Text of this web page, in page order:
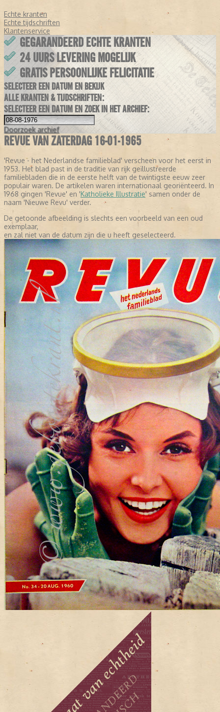
Echte kranten
Echte tijdschriften
Klantenservice
GEGARANDEERD ECHTE KRANTEN
24 UURS LEVERING MOGELIJK
GRATIS PERSOONLIJKE FELICITATIE
SELECTEER EEN DATUM EN BEKIJK
ALLE KRANTEN & TIJDSCHRIFTEN:
SELECTEER EEN DATUM EN ZOEK IN HET ARCHIEF:
Doorzoek archief
REVUE VAN ZATERDAG 16-01-1965
'Revue - het Nederlandse familieblad' verscheen voor het eerst in
1953. Het blad past in de traditie van rijk geïllustreerde
familiebladen die in de eerste helft van de twintigste eeuw zeer
populair waren. De artikelen waren internationaal georiënteerd. In
1968 gingen 'Revue' en 'Katholieke Illustratie' samen onder de
naam 'Nieuwe Revu' verder.
De getoonde afbeelding is slechts een voorbeeld van een oud
exemplaar,
en zal niet van de datum zijn die u heeft geselecteerd.